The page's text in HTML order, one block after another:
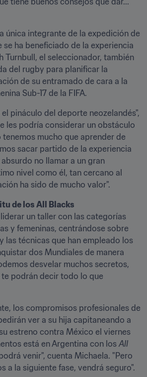
única integrante de la expedición de
se ha beneficiado de la experiencia
Turnbull, el seleccionador, también
del rugby para planificar la
de su entramado de cara a la
Sub-17 de la FIFA.
el pináculo del deporte neozelandés",
les podría considerar un obstáculo
mucho que aprender de
sacar partido de la experiencia
no llamar a un gran
nivel como él, tan cercano al
ha sido de mucho valor".
de los All Blacks
un taller con las categorías
y femeninas, centrándose sobre
dos Mundiales de manera
desvelar muchos secretos,
podrán decir todo lo que
los compromisos profesionales de
ver a su hija capitaneando a
estreno contra México el viernes
está en Argentina con los All
venir", cuenta Michaela. "Pero
a la siguiente fase, vendrá seguro".